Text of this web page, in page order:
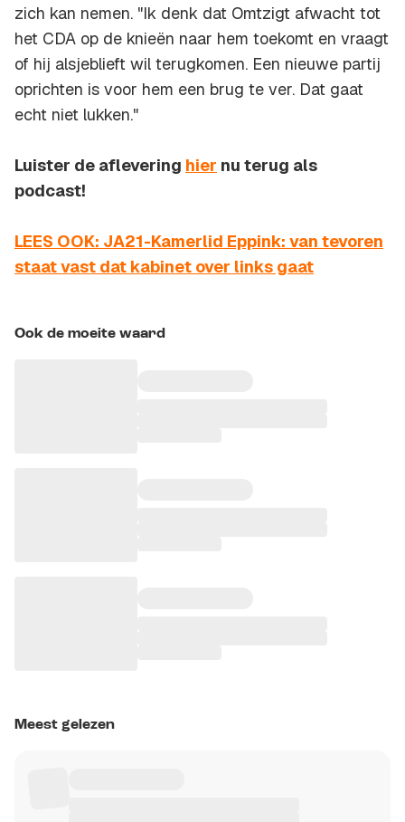
zich kan nemen. "Ik denk dat Omtzigt afwacht tot
het CDA op de knieën naar hem toekomt en vraagt
of hij alsjeblieft wil terugkomen. Een nieuwe partij
oprichten is voor hem een brug te ver. Dat gaat
echt niet lukken."
Luister de aflevering hier nu terug als
podcast!
LEES OOK: JA21-Kamerlid Eppink: van tevoren
staat vast dat kabinet over links gaat
Ook de moeite waard
Meest gelezen